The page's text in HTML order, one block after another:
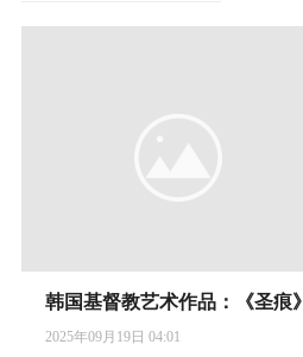
韩国基督教艺术作品：《圣痕》
2025年09月19日 04:01